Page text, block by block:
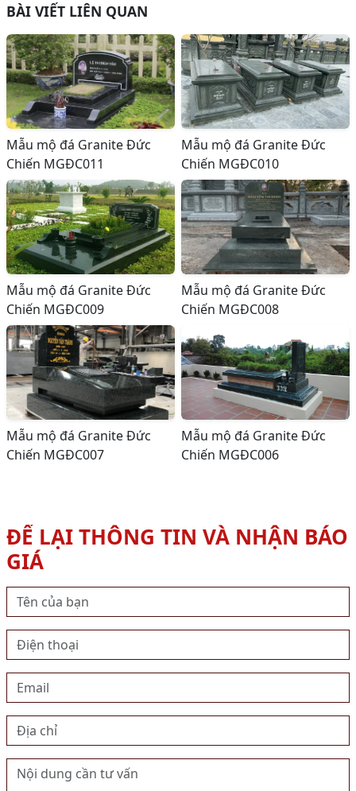
BÀI VIẾT LIÊN QUAN
Mẫu mộ đá Granite Đức
Chiến MGĐC011
Mẫu mộ đá Granite Đức
Chiến MGĐC010
Mẫu mộ đá Granite Đức
Chiến MGĐC009
Mẫu mộ đá Granite Đức
Chiến MGĐC008
Mẫu mộ đá Granite Đức
Chiến MGĐC007
Mẫu mộ đá Granite Đức
Chiến MGĐC006
ĐỂ LẠI THÔNG TIN VÀ NHẬN BÁO
GIÁ